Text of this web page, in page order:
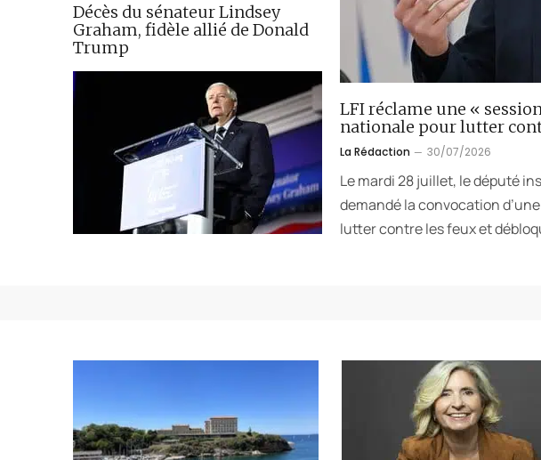
Décès du sénateur Lindsey
Graham, fidèle allié de Donald
Trump
LFI réclame une «
nationale pour lutter
La Rédaction 30/07/2026
Le mardi 28 juillet, le député
demandé la convocation
lutter contre les feux et